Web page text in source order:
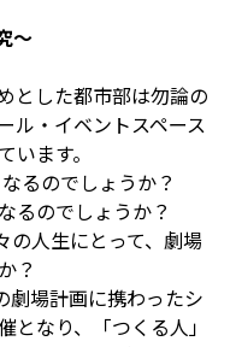
〜
とした都市部は勿論の
ル・イベントスペース
ます。
るのでしょうか？
るのでしょうか？
の人生にとって、劇場
？
劇場計画に携わったシ
なり、「つくる人」